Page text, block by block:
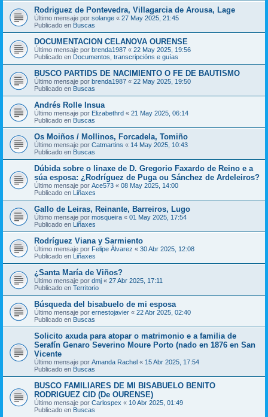
Rodriguez de Pontevedra, Villagarcia de Arousa, Lage
Último mensaje por solange « 27 May 2025, 21:45
Publicado en Buscas
DOCUMENTACION CELANOVA OURENSE
Último mensaje por brenda1987 « 22 May 2025, 19:56
Publicado en Documentos, transcripcións e guías
BUSCO PARTIDS DE NACIMIENTO O FE DE BAUTISMO
Último mensaje por brenda1987 « 22 May 2025, 19:50
Publicado en Buscas
Andrés Rolle Insua
Último mensaje por Elizabethrd « 21 May 2025, 06:14
Publicado en Buscas
Os Moiños / Mollinos, Forcadela, Tomiño
Último mensaje por Catmartins « 14 May 2025, 10:43
Publicado en Buscas
Dúbida sobre o linaxe de D. Gregorio Faxardo de Reino e a
súa esposa: ¿Rodríguez de Puga ou Sánchez de Ardeleiros?
Último mensaje por Ace573 « 08 May 2025, 14:00
Publicado en Liñaxes
Gallo de Leiras, Reinante, Barreiros, Lugo
Último mensaje por mosqueira « 01 May 2025, 17:54
Publicado en Liñaxes
Rodríguez Viana y Sarmiento
Último mensaje por Felipe Álvarez « 30 Abr 2025, 12:08
Publicado en Liñaxes
¿Santa María de Viños?
Último mensaje por dmj « 27 Abr 2025, 17:11
Publicado en Territorio
Búsqueda del bisabuelo de mi esposa
Último mensaje por ernestojavier « 22 Abr 2025, 02:40
Publicado en Buscas
Solicito axuda para atopar o matrimonio e a familia de
Serafín Genaro Severino Moure Porto (nado en 1876 en San
Vicente
Último mensaje por Amanda Rachel « 15 Abr 2025, 17:54
Publicado en Buscas
BUSCO FAMILIARES DE MI BISABUELO BENITO
RODRIGUEZ CID (De OURENSE)
Último mensaje por Carlospex « 10 Abr 2025, 01:49
Publicado en Buscas